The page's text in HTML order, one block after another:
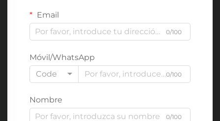
Email
0/100
Móvil/WhatsApp
Code
0/100
Nombre
0/100